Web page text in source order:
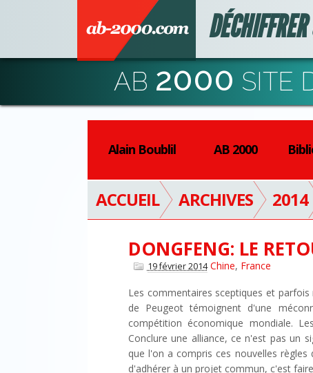
AB 2000 SITE
Alain Boublil AB 2000
ACCUEIL ARCHIVES 2014
DONGFENG: LE
19 février 2014 Chine, France
Les commentaires sceptiques et
de Peugeot témoignent d'une
compétition économique mondiale.
Conclure une alliance, ce n'est pas un
que l'on a compris ces nouvelles
d'adhérer à un projet commun, c'est